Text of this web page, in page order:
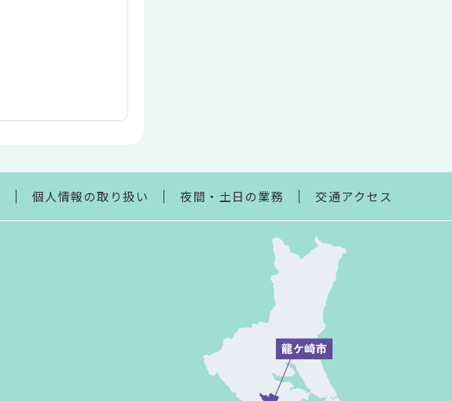
個人情報の取り扱い 夜間・土日の業務 交通アクセス